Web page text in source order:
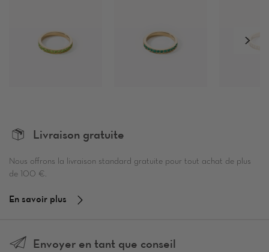
Livraison gratuite
Nous offrons la livraison standard gratuite pour tout achat de plus
de 100 €.
En savoir plus
Envoyer en tant que conseil